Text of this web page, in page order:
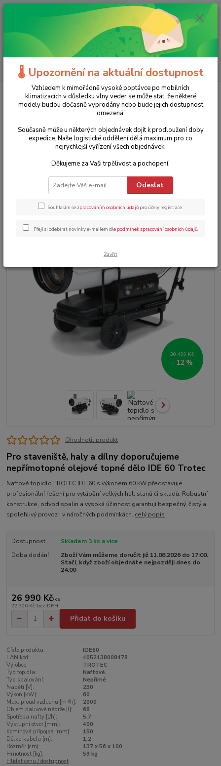
(Po-Ne, 8-20 hod.)
ks
0 Kč
Stavební nářadí Dílenská topidla Naftová topidla
Naftové
topidlo s nepřímým spalováním IDE60 TROTEC - 60 kW, 2000 m³/h, termostat
Naftové topidlo s nepřímým
spalováním IDE60 TROTEC - 60
kW, 2000 m³/h, termostat
30 499 Kč
- 12 %
Ohodnotit produkt
Pro staveniště, haly a dílny doporučujeme
nepřímotopné olejové topné dělo IDE 60 Trotec
Naftové topidlo TROTEC IDE 60 s výkonem 60 kW představuje
profesionální řešení pro vytápění velkých hal, stanů či skladů. Robustní
konstrukce, odvod spalin a vysoká účinnost garantují bezpečný, čistý a
spolehlivý provoz i v náročných podmínkách. celý popis
Dostupnost
Skladem 3 ks a více
Doba dodání
Zboží Vám můžeme doručit již 11.08.2026 do 17:00.
Stačí, když zboží objednáte nejpozději dnes do
24:00
26 990 Kč/ks
22 306 Kč bez DPH
Přidat do košíku
Číslo produktu:
IDE60
EAN kód:
4052138008478
Výrobce:
TROTEC
Typ topidla:
Naftové
Typ spalování:
Nepřímé
Napětí [V]:
230
Výkon [kW]:
60
Max. proud vzduchu [m³/h]:
2000
Objem palivové nádrže [l]:
68
Spotřeba nafty [l/h]:
5,7
Výstupní otvor [mm]:
400
Komínová přípojka [mm]:
150
Délka kabelu [m]:
1,2
Rozměr [cm]:
137 x 56 x 100
Hmotnost [kg]:
59 kg
Hlídat cenu / dostupnost
🌡️ Upozornění na aktuální dostupnost
Vzhledem k mimořádně vysoké poptávce po mobilních
klimatizacích v důsledku vlny veder se může stát, že některé
modely budou dočasně vyprodány nebo bude jejich dostupnost
omezená.
Současně může u některých objednávek dojít k prodloužení doby
expedice. Naše logistické oddělení dělá maximum pro co
nejrychlejší vyřízení všech objednávek.
Děkujeme za Vaši trpělivost a pochopení.
Odeslat
Souhlasím se zpracováním osobních údajů pro účely registrace.
Přeji si odebírat novinky e-mailem dle podmínek zpracování osobních údajů
Zavřít